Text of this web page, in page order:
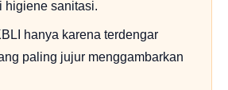
higiene sanitasi.
hanya karena terdengar
paling jujur menggambarkan